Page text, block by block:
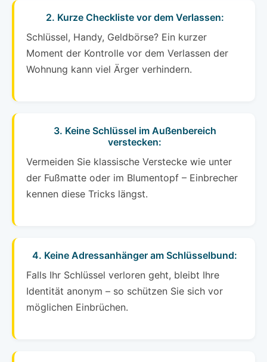
2. Kurze Checkliste vor dem Verlassen:
Schlüssel, Handy, Geldbörse? Ein kurzer
Moment der Kontrolle vor dem Verlassen der
Wohnung kann viel Ärger verhindern.
3. Keine Schlüssel im Außenbereich
verstecken:
Vermeiden Sie klassische Verstecke wie unter
der Fußmatte oder im Blumentopf – Einbrecher
kennen diese Tricks längst.
4. Keine Adressanhänger am Schlüsselbund:
Falls Ihr Schlüssel verloren geht, bleibt Ihre
Identität anonym – so schützen Sie sich vor
möglichen Einbrüchen.